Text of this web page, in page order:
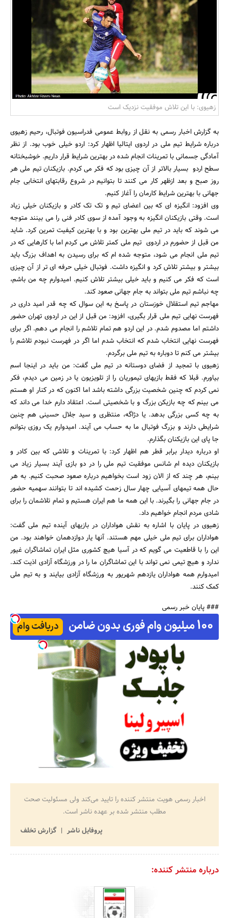
بانک، بیمه و سرمایه
مسکن و ساختمان
جستجو
زهیوی: با این تلاش موفقیت نزدیک است
به گزارش اخبار رسمی به نقل از روابط عمومی فدراسیون فوتبال، رحیم زهیوی
درباره شرایط تیم ملی در اردوی ایتالیا اظهار کرد: اردو خیلی خوب بود. از نظر
آمادگی جسمانی با تمرینات انجام شده در بهترین شرایط قرار داریم. خوشبختانه
سطح اردو بسیار بالاتر از آن چیزی بود که فکر می کردم. بازیکنان تیم ملی هر
روز صبح و بعد ازظهر کار می کنند تا بتوانیم در شروع رقابتهای انتخابی جام
جهانی با بهترین شرایط کارمان را آغاز کنیم.
وی افزود: انگیزه ای که بین اعضای تیم و تک تک کادر و بازیکنان خیلی زیاد
است. وقتی بازیکنان انگیزه به وجود آمده از سوی کادر فنی را می بینند متوجه
می شوند که باید در تیم ملی بهترین بود و با بهترین کیفیت تمرین کرد. شاید
من قبل از حضورم در اردوی تیم ملی کمتر تلاش می کردم اما با کارهایی که در
تیم ملی انجام می شود، متوجه شده ام که برای رسیدن به اهداف بزرگ باید
بیشتر و بیشتر تلاش کرد و انگیزه داشت. فوتبال خیلی حرفه ای تر از آن چیزی
است که فکر می کنیم و باید خیلی بیشتر تلاش کنیم. امیدوارم چه من باشم،
چه نباشم تیم ملی بتواند به جام جهانی صعود کند.
مهاجم تیم استقلال خوزستان در پاسخ به این سوال که چه قدر امید داری در
فهرست نهایی تیم ملی قرار بگیری، افزود: من قبل از این در اردوی تهران حضور
داشتم اما مصدوم شدم. در این اردو هم تمام تلاشم را انجام می دهم. اگر برای
فهرست نهایی انتخاب شدم که انتخاب شدم اما اگر در فهرست نبودم تلاشم را
بیشتر می کنم تا دوباره به تیم ملی برگردم.
زهیوی با تمجید از فضای دوستانه در تیم ملی گفت: من باید در اینجا اسم
بیاورم. قبلا که فقط بازیهای تیموریان را از تلویزیون یا در زمین می دیدم، فکر
نمی کردم که چنین شخصیت بزرگی داشته باشد اما اکنون که در کنار او هستم
می بینم که چه بازیکن بزرگ و با شخصیتی است. اعتقاد دارم خدا می داند که
به چه کسی بزرگی بدهد. یا دژاگه، منتظری و سید جلال حسینی هم چنین
شرایطی دارند و بزرگ فوتبال ما به حساب می آیند. امیدوارم یک روزی بتوانم
جا پای این بازیکنان بگذارم.
او درباره دیدار برابر قطر هم اظهار کرد: با تمرینات و تلاشی که بین کادر و
بازیکنان دیده ام شانس موفقیت تیم ملی را در دو بازی آیند بسیار زیاد می
بینم، هر چند که از الان زود است بخواهیم درباره صعود صحبت کنیم. به هر
حال همه تیمهای آسیایی چهار سال زحمت کشیده اند تا بتوانند سهمیه حضور
در جام جهانی را بگیرند. با این همه ما هم ایران هستیم و تمام تلاشمان را برای
شادی مردم انجام خواهیم داد.
زهیوی در پایان با اشاره به نقش هواداران در بازیهای آینده تیم ملی گفت:
هواداران برای تیم ملی خیلی مهم هستند. آنها یار دوازدهمان خواهند بود. من
این را با قاطعیت می گویم که در آسیا هیچ کشوری مثل ایران تماشاگران غیور
ندارد و هیچ تیمی نمی تواند با این تماشاگران ما را در ورزشگاه آزادی اذیت کند.
امیدوارم همه هواداران یازدهم شهریور به ورزشگاه آزادی بیایند و به تیم ملی
کمک کنند.
### پایان خبر رسمی
اخبار رسمی هویت منتشر کننده را تایید می‌کند ولی مسئولیت صحت
مطلب منتشر شده بر عهده ناشر است.
پروفایل ناشر
گزارش تخلف
درباره منتشر کننده: